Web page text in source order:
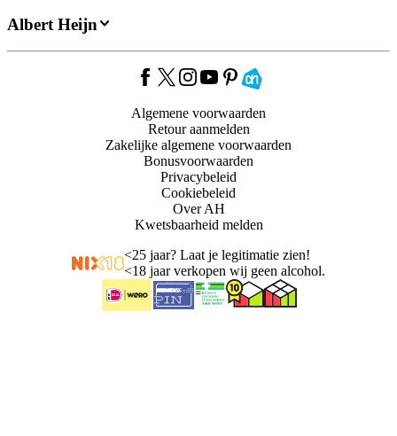
Albert Heijn
Algemene voorwaarden
Retour aanmelden
Zakelijke algemene voorwaarden
Bonusvoorwaarden
Privacybeleid
Cookiebeleid
Over AH
Kwetsbaarheid melden
<25 jaar? Laat je legitimatie zien!
<18 jaar verkopen wij geen alcohol.